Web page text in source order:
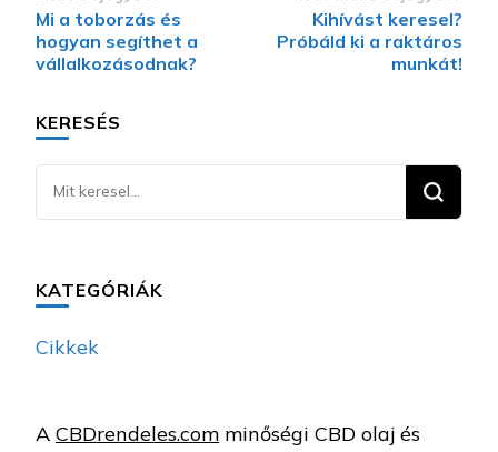
navigációja
Mi a toborzás és
hogyan segíthet a
vállalkozásodnak?
Kihívást keresel?
Próbáld ki a raktáros
munkát!
KERESÉS
Keresel
valamit?
KATEGÓRIÁK
Cikkek
A CBDrendeles.com minőségi CBD olaj és